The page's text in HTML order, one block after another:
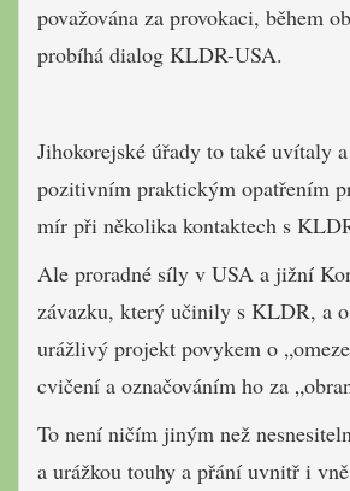
považována za provokaci, během
probíhá dialog KLDR-USA.
Jihokorejské úřady to také uvítaly
pozitivním praktickým opatřením
mír při několika kontaktech s
Ale proradné síly v USA a jižní
závazku, který učinily s KLDR, a
urážlivý projekt povykem o
cvičení a označováním ho za
To není ničím jiným než
a urážkou touhy a přání uvnitř i